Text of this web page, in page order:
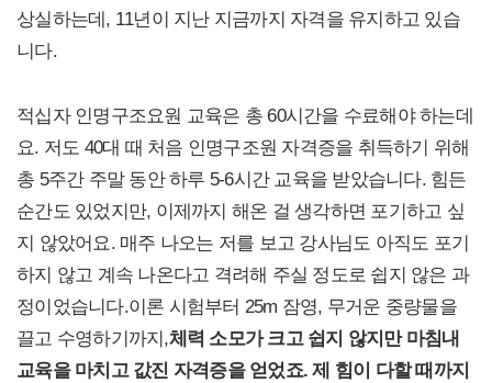
상실하는데, 11년이 지난 지금까지 자격을 유지하고 있습
니다.
적십자 인명구조요원 교육은 총 60시간을 수료해야 하는데
요. 저도 40대 때 처음 인명구조원 자격증을 취득하기 위해
총 5주간 주말 동안 하루 5-6시간 교육을 받았습니다. 힘든
순간도 있었지만, 이제까지 해온 걸 생각하면 포기하고 싶
지 않았어요. 매주 나오는 저를 보고 강사님도 아직도 포기
하지 않고 계속 나온다고 격려해 주실 정도로 쉽지 않은 과
정이었습니다.이론 시험부터 25m 잠영, 무거운 중량물을
끌고 수영하기까지,체력 소모가 크고 쉽지 않지만 마침내
교육을 마치고 값진 자격증을 얻었죠. 제 힘이 다할 때까지